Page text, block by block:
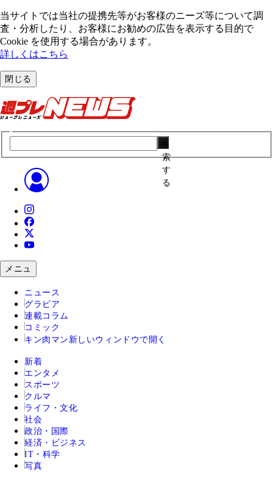
当サイトでは当社の提携先等がお客様のニーズ等について調
査・分析したり、お客様にお勧めの広告を表⽰する⽬的で
Cookie を使⽤する場合があります。
詳しくはこちら
閉じる
索
す
る
メニュ
ニュース
グラビア
連載コラム
コミック
キン肉マン 新しいウィンドウで開く
新着
エンタメ
スポーツ
クルマ
ライフ・文化
社会
政治・国際
経済・ビジネス
IT・科学
写真